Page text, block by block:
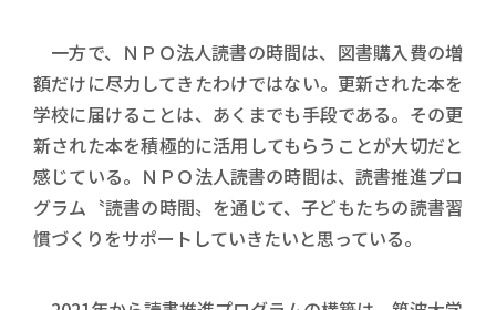
一方で、ＮＰＯ法人読書の時間は、図書購入費の増
額だけに尽力してきたわけではない。更新された本を
学校に届けることは、あくまでも手段である。その更
新された本を積極的に活用してもらうことが大切だと
感じている。ＮＰＯ法人読書の時間は、読書推進プロ
グラム〝読書の時間〟を通じて、子どもたちの読書習
慣づくりをサポートしていきたいと思っている。